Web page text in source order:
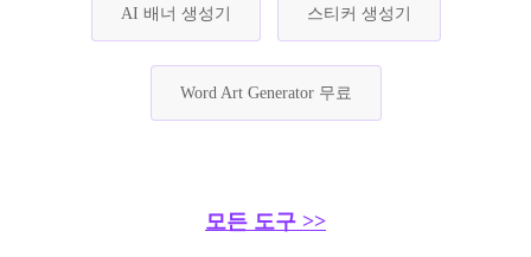
AI 배너 생성기 스티커 생성기
Word Art Generator 무료
모든 도구 >>